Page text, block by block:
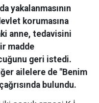
yakalanmasının
korumasına
anne, tedavisini
madde
geri istedi.
ailelere de "Benim
bulundu.